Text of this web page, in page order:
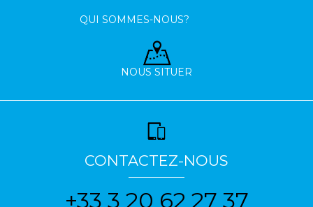
QUI SOMMES-NOUS?
NOUS SITUER
CONTACTEZ-NOUS
+33 3 20 62 27 37